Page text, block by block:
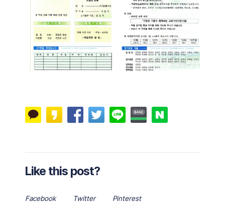
Like this post?
Facebook Twitter Pinterest